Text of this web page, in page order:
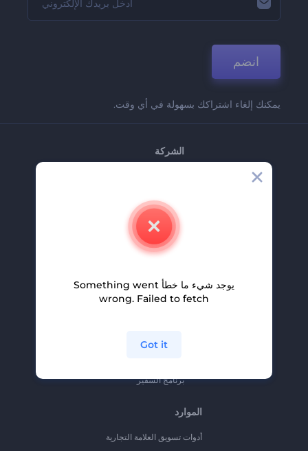
انضم
يمكنك إلغاء اشتراكك بسهولة في أي وقت.
الشركة
اتصل بنا
وظائف
المساعدة والدعم
سياسة الخصوصية
برنامج السفير
الموارد
أدوات تسويق العلامة التجارية
يوجد شيء ما خطأ Something went
wrong. Failed to fetch
Got it